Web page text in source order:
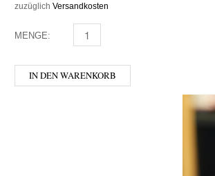
zuzüglich Versandkosten
MENGE: MONYO - CHERRY HERO MENGE
IN DEN WARENKORB